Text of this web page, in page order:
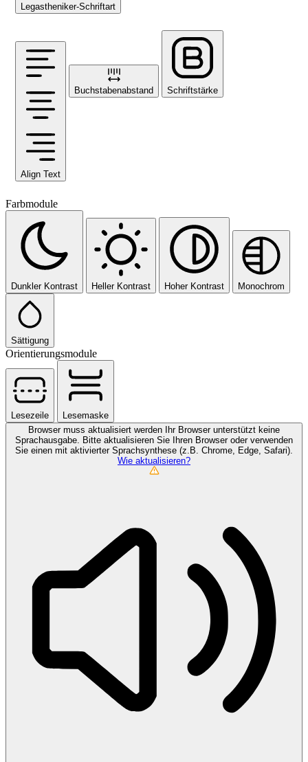
Legastheniker-Schriftart
Align Text
Buchstabenabstand Schriftstärke
Farbmodule
Dunkler Kontrast Heller Kontrast Hoher Kontrast Monochrom
Sättigung
Orientierungsmodule
Lesezeile
Lesemaske
Browser muss aktualisiert werden
Ihr Browser unterstützt keine
Sprachausgabe. Bitte aktualisieren Sie Ihren Browser oder verwenden
Sie einen mit aktivierter Sprachsynthese (z.B. Chrome, Edge, Safari).
Wie aktualisieren?